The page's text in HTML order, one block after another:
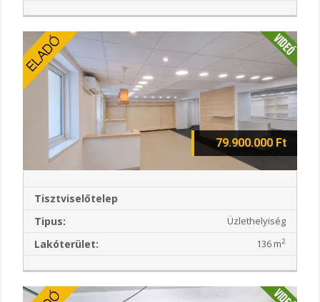
79.900.000 Ft
Tisztviselőtelep
Tipus:
Üzlethelyiség
Lakóterület: 136 m2